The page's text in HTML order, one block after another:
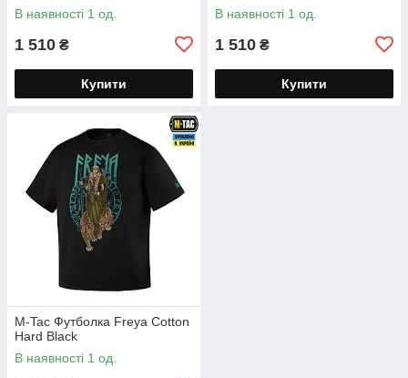
В наявності 1 од.
1 510 ₴
Купити
В наявності 1 од.
1 510 ₴
Купити
M-Tac Футболка Freya Cotton
Hard Black
В наявності 1 од.